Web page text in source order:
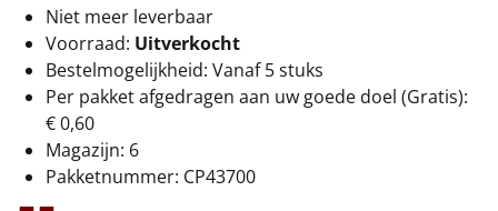
Thema
Origineel
Rituals
Luxe
Niet meer leverbaar
Voorraad: Uitverkocht
Bestelmogelijkheid: Vanaf 5 stuks
Per pakket afgedragen aan uw goede doel (Gratis):
€ 0,60
Magazijn: 6
Pakketnummer: CP43700